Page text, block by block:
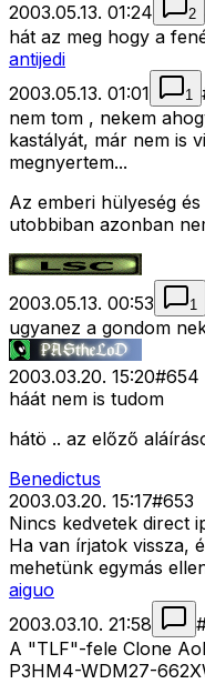
2003.05.13. 01:24 2
hát az meg hogy a
antijedi
2003.05.13. 01:01
1
nem tom , nekem
kastályát, már nem is
megnyertem...
Az emberi hülyeség
utobbiban azonban
2003.05.13. 00:53 1
ugyanez a gondom
2003.03.20. 15:20#654
háát nem is tudom
hátö .. az előző
Benedictus
2003.03.20. 15:17#653
Nincs kedvetek direct
Ha van írjatok vissza,
mehetünk egymás
aiguo
2003.03.10. 21:58
A "TLF"-fele Clone
P3HM4-WDM27-